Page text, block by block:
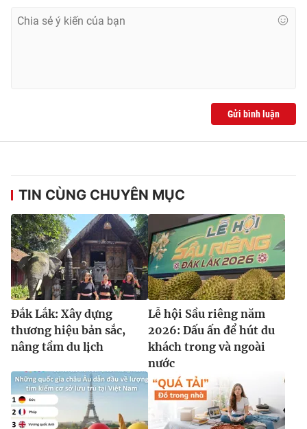
Gửi bình luận
TIN CÙNG CHUYÊN MỤC
Đắk Lắk: Xây dựng
thương hiệu bản sắc,
nâng tầm du lịch
Lễ hội Sầu riêng năm
2026: Dấu ấn để hút du
khách trong và ngoài
nước